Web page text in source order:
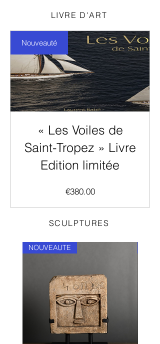
LIVRE D'ART
Nouveauté
« Les Voiles de
Saint-Tropez » Livre
Edition limitée
€380.00價
SCULPTURES
NOUVEAUTE